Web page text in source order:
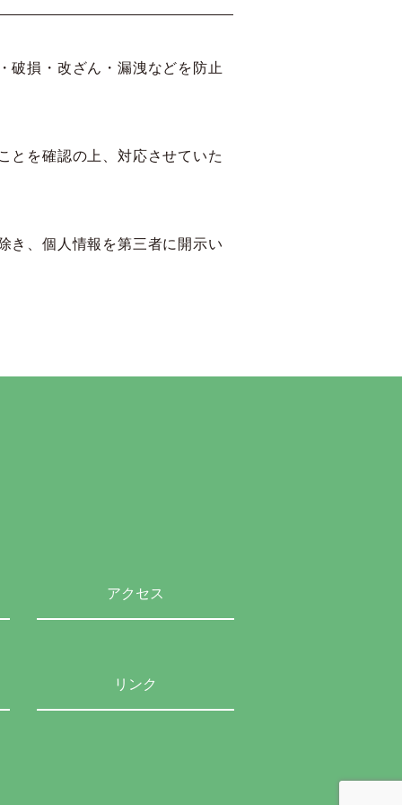
破損・改ざん・漏洩などを防止
とを確認の上、対応させていた
き、個人情報を第三者に開示い
アクセス
リンク